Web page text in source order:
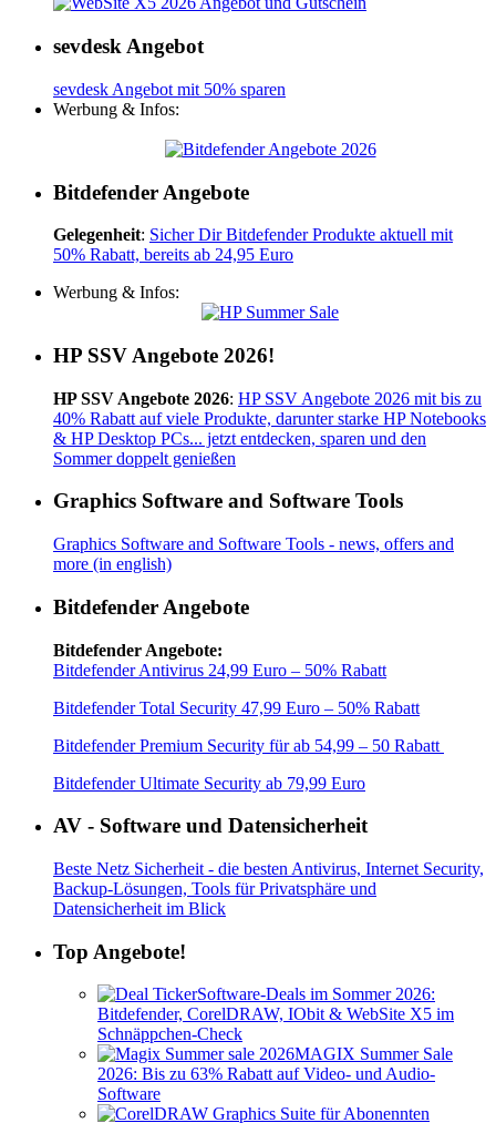
sevdesk Angebot
sevdesk Angebot mit 50% sparen
Werbung & Infos:
Bitdefender Angebote
Gelegenheit: Sicher Dir Bitdefender Produkte aktuell mit
50% Rabatt, bereits ab 24,95 Euro
Werbung & Infos:
HP SSV Angebote 2026!
HP SSV Angebote 2026: HP SSV Angebote 2026 mit bis zu
40% Rabatt auf viele Produkte, darunter starke HP Notebooks
& HP Desktop PCs... jetzt entdecken, sparen und den
Sommer doppelt genießen
Graphics Software and Software Tools
Graphics Software and Software Tools - news, offers and
more (in english)
Bitdefender Angebote
Bitdefender Angebote:
Bitdefender Antivirus 24,99 Euro – 50% Rabatt
Bitdefender Total Security 47,99 Euro – 50% Rabatt
Bitdefender Premium Security für ab 54,99 – 50 Rabatt
Bitdefender Ultimate Security ab 79,99 Euro
AV - Software und Datensicherheit
Beste Netz Sicherheit - die besten Antivirus, Internet Security,
Backup-Lösungen, Tools für Privatsphäre und
Datensicherheit im Blick
Top Angebote!
Software-Deals im Sommer 2026:
Bitdefender, CorelDRAW, IObit & WebSite X5 im
Schnäppchen-Check
MAGIX Summer Sale
2026: Bis zu 63% Rabatt auf Video- und Audio-
Software